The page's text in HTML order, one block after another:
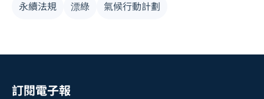
十則關鍵新聞，助企業洞悉 ESG 趨勢。
永續法規 漂綠 氣候行動計劃
訂閱電子報